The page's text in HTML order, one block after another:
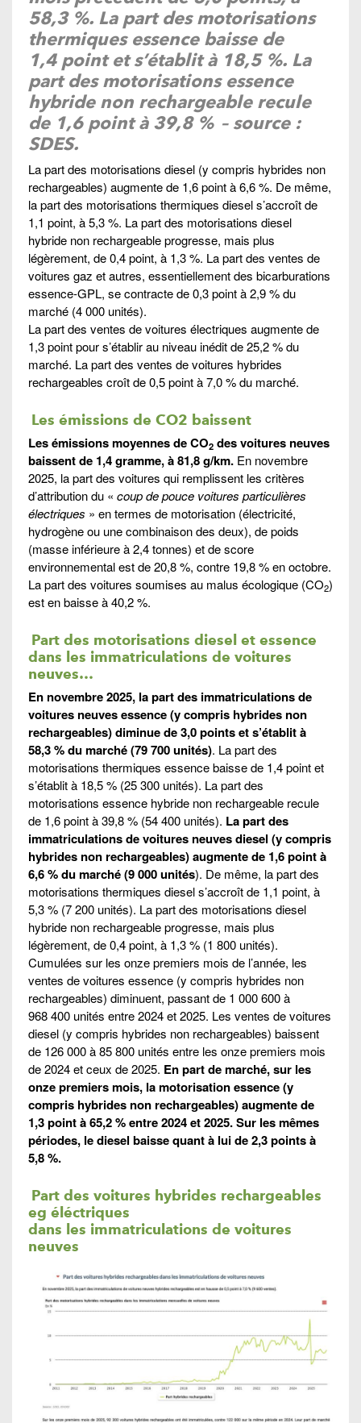
58,3 %. La part des motorisations
thermiques essence baisse de
1,4 point et s’établit à 18,5 %. La
part des motorisations essence
hybride non rechargeable recule
de 1,6 point à 39,8 % – source :
SDES.
La part des motorisations diesel (y compris hybrides non
rechargeables) augmente de 1,6 point à 6,6 %. De même,
la part des motorisations thermiques diesel s’accroît de
1,1 point, à 5,3 %. La part des motorisations diesel
hybride non rechargeable progresse, mais plus
légèrement, de 0,4 point, à 1,3 %. La part des ventes de
voitures gaz et autres, essentiellement des bicarburations
essence-GPL, se contracte de 0,3 point à 2,9 % du
marché (4 000 unités).
La part des ventes de voitures électriques augmente de
1,3 point pour s’établir au niveau inédit de 25,2 % du
marché. La part des ventes de voitures hybrides
rechargeables croît de 0,5 point à 7,0 % du marché.
Les émissions de CO2 baissent
Les émissions moyennes de CO2 des voitures neuves
baissent de 1,4 gramme, à 81,8 g/km. En novembre
2025, la part des voitures qui remplissent les critères
d’attribution du « coup de pouce voitures particulières
électriques » en termes de motorisation (électricité,
hydrogène ou une combinaison des deux), de poids
(masse inférieure à 2,4 tonnes) et de score
environnemental est de 20,8 %, contre 19,8 % en octobre.
La part des voitures soumises au malus écologique (CO2)
est en baisse à 40,2 %.
Part des motorisations diesel et essence
dans les immatriculations de voitures
neuves…
En novembre 2025, la part des immatriculations de
voitures neuves essence (y compris hybrides non
rechargeables) diminue de 3,0 points et s’établit à
58,3 % du marché (79 700 unités). La part des
motorisations thermiques essence baisse de 1,4 point et
s’établit à 18,5 % (25 300 unités). La part des
motorisations essence hybride non rechargeable recule
de 1,6 point à 39,8 % (54 400 unités). La part des
immatriculations de voitures neuves diesel (y compris
hybrides non rechargeables) augmente de 1,6 point à
6,6 % du marché (9 000 unités). De même, la part des
motorisations thermiques diesel s’accroît de 1,1 point, à
5,3 % (7 200 unités). La part des motorisations diesel
hybride non rechargeable progresse, mais plus
légèrement, de 0,4 point, à 1,3 % (1 800 unités).
Cumulées sur les onze premiers mois de l’année, les
ventes de voitures essence (y compris hybrides non
rechargeables) diminuent, passant de 1 000 600 à
968 400 unités entre 2024 et 2025. Les ventes de voitures
diesel (y compris hybrides non rechargeables) baissent
de 126 000 à 85 800 unités entre les onze premiers mois
de 2024 et ceux de 2025. En part de marché, sur les
onze premiers mois, la motorisation essence (y
compris hybrides non rechargeables) augmente de
1,3 point à 65,2 % entre 2024 et 2025. Sur les mêmes
périodes, le diesel baisse quant à lui de 2,3 points à
5,8 %.
Part des voitures hybrides rechargeables
eg éléctriques
dans les immatriculations de voitures
neuves